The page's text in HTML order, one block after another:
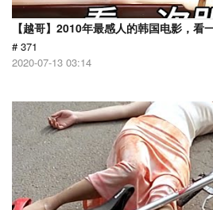
【越哥】2010年最感人的韩国电影，看
# 371
2020-07-13 03:14